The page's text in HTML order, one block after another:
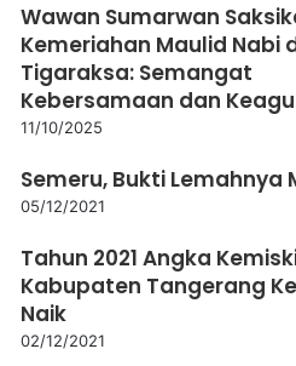
Wawan Sumarwan
Kemeriahan Maulid Nabi
Tigaraksa: Semangat
Kebersamaan dan
11/10/2025
Semeru, Bukti Lemahnya
05/12/2021
Tahun 2021 Angka
Kabupaten Tangerang
Naik
02/12/2021